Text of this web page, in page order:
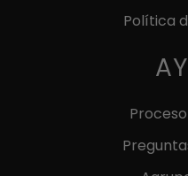
Política